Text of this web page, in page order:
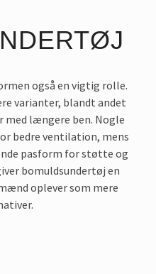
også en vigtig rolle.
varianter, blandt andet
med længere ben. Nogle
bedre ventilation, mens
pasform for støtte og
bomuldsundertøj en
oplever som mere